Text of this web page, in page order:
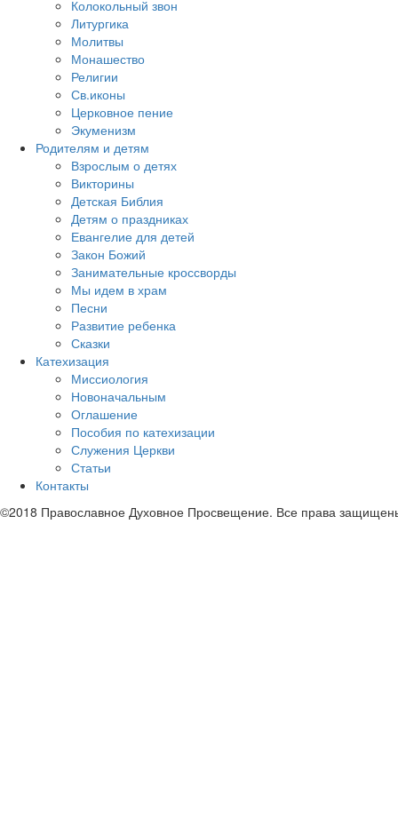
Колокольный звон
Литургика
Молитвы
Монашество
Религии
Св.иконы
Церковное пение
Экуменизм
Родителям и детям
Взрослым о детях
Викторины
Детская Библия
Детям о праздниках
Евангелие для детей
Закон Божий
Занимательные кроссворды
Мы идем в храм
Песни
Развитие ребенка
Сказки
Катехизация
Миссиология
Новоначальным
Оглашение
Пособия по катехизации
Служения Церкви
Статьи
Контакты
©2018 Православное Духовное Просвещение. Все права